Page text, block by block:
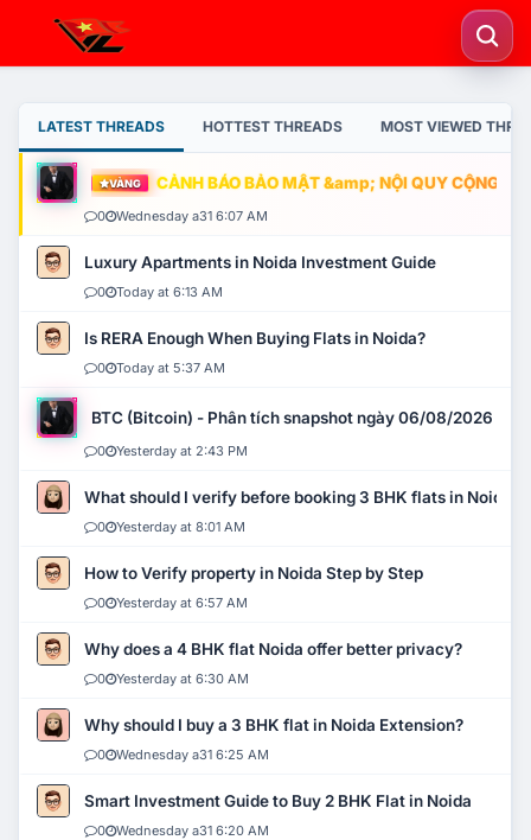
LATEST THREADS HOTTEST THREADS MOST VIEWED
VÀNG CẢNH BÁO BẢO MẬT &amp; NỘI QUY CỘNG
0 Wednesday a31 6:07 AM
Luxury Apartments in Noida Investment Guide
0 Today at 6:13 AM
Is RERA Enough When Buying Flats in Noida?
0 Today at 5:37 AM
BTC (Bitcoin) - Phân tích snapshot ngày 06/08/2026
0 Yesterday at 2:43 PM
What should I verify before booking 3 BHK flats in Noida?
0 Yesterday at 8:01 AM
How to Verify property in Noida Step by Step
0 Yesterday at 6:57 AM
Why does a 4 BHK flat Noida offer better privacy?
0 Yesterday at 6:30 AM
Why should I buy a 3 BHK flat in Noida Extension?
0 Wednesday a31 6:25 AM
Smart Investment Guide to Buy 2 BHK Flat in Noida
0 Wednesday a31 6:20 AM